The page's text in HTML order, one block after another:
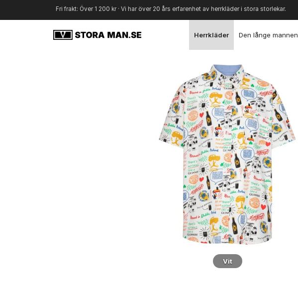
Fri frakt: Över 1 200 kr · Vi har över 20 års erfarenhet av herrkläder i stora storlekar.
Herrkläder Den långe mannen
Vit